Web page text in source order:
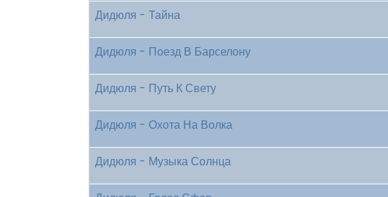
Дидюля - Тайна
Дидюля - Поезд В Барселону
Дидюля - Путь К Свету
Дидюля - Охота На Волка
Дидюля - Музыка Солнца